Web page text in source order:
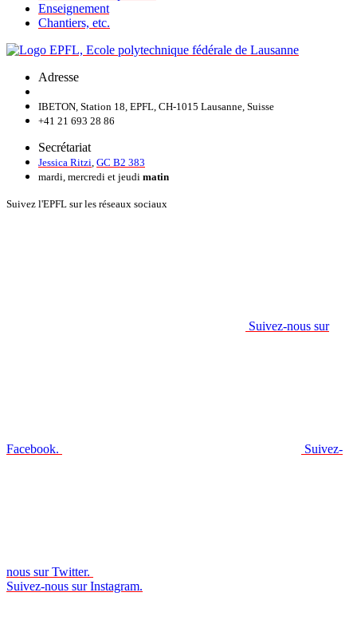
Enseignement
Chantiers, etc.
Adresse
IBETON, Station 18, EPFL, CH-1015 Lausanne, Suisse
+41 21 693 28 86
Secrétariat
Jessica Ritzi GC B2 383
mardi, mercredi et jeudi matin
Suivez l'EPFL sur les réseaux sociaux
Suivez-nous sur
Facebook. Suivez-
nous sur Twitter.
Suivez-nous sur Instagram.